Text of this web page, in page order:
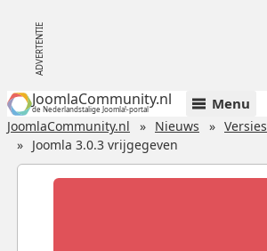
JoomlaCommunity.nl
de Nederlandstalige Joomla!-portal Menu
JoomlaCommunity.nl Nieuws
Versies
Joomla 3.0.3 vrijgegeven